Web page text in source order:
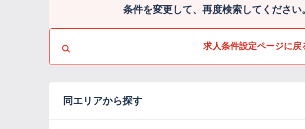
条件を変更して、再度検索してください
求人条件設定ページに戻
同エリアから探す